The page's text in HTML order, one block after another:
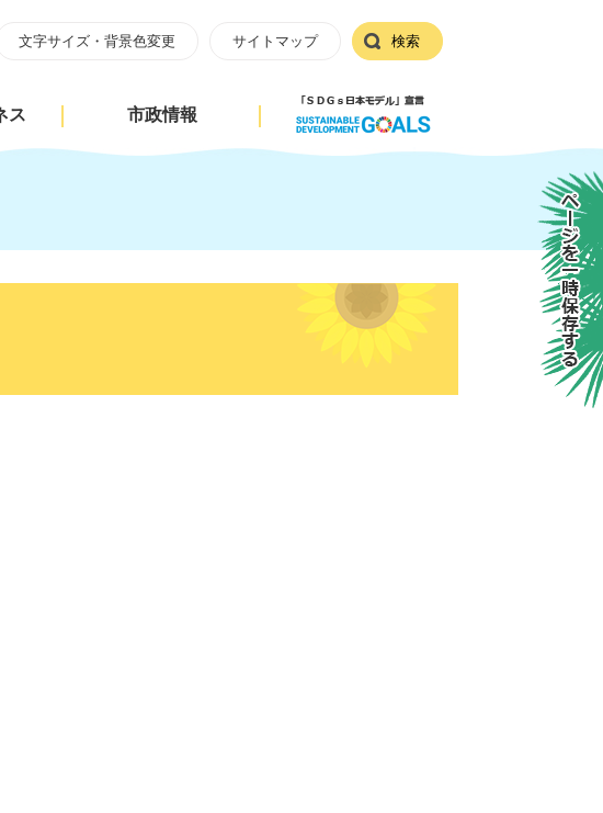
文字サイズ・背景色変更 サイトマップ 検索
ス 市政情報
ページを一時保存する